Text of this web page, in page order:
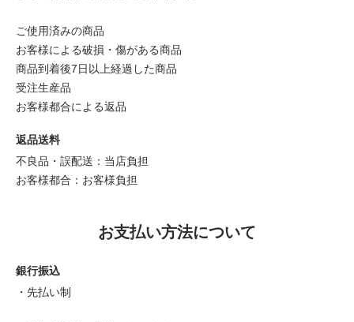
ご使用済みの商品
お客様による破損・傷がある商品
商品到着後7日以上経過した商品
受注生産品
お客様都合による返品
返品送料
不良品・誤配送：当店負担
お客様都合：お客様負担
お支払い方法について
銀行振込
・先払い制